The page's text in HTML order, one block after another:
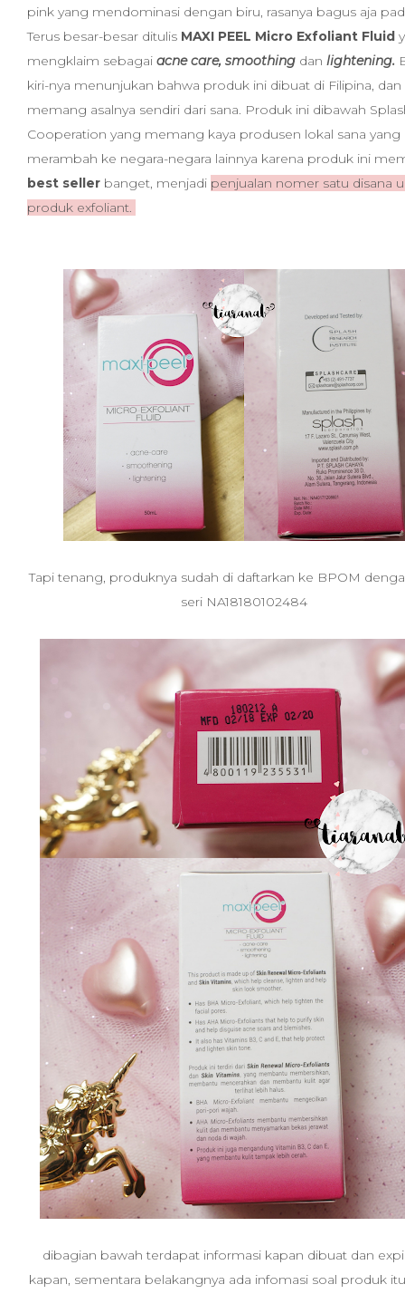
pink yang mendominasi dengan biru, rasanya bagus aja
Terus besar-besar ditulis MAXI PEEL Micro Exfoliant Fluid
mengklaim sebagai acne care, smoothing dan lightening.
kiri-nya menunjukan bahwa produk ini dibuat di Filipina, dan
memang asalnya sendiri dari sana. Produk ini dibawah
Cooperation yang memang kaya produsen lokal sana yang
merambah ke negara-negara lainnya karena produk ini
best seller banget, menjadi penjualan nomer satu disana
produk exfoliant.
Tapi tenang, produknya sudah di daftarkan ke BPOM
seri NA18180102484
dibagian bawah terdapat informasi kapan dibuat dan
kapan, sementara belakangnya ada infomasi soal produk